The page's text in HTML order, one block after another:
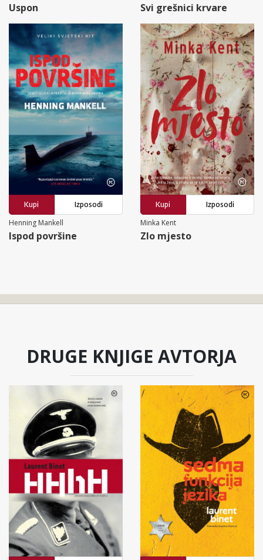
Uspon Svi grešnici krvare
Kupi
Izposodi
Henning Mankell
Ispod površine
Kupi
Izposodi
Minka Kent
Zlo mjesto
DRUGE KNJIGE AVTORJA